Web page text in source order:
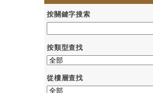
按關鍵字搜索
按類型查找
從樓層查找